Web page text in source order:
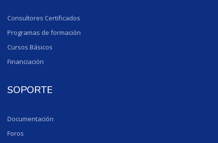
Consultores Certificados
Programas de formación
Cursos Básicos
Financiación
SOPORTE
Documentación
Foros